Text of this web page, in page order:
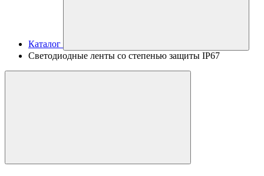
Каталог
Светодиодные ленты со степенью защиты IP67